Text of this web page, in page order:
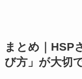
まとめ｜HSP
び方」が大切